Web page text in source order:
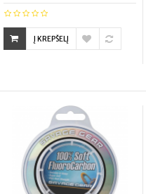
Į KREPŠELĮ